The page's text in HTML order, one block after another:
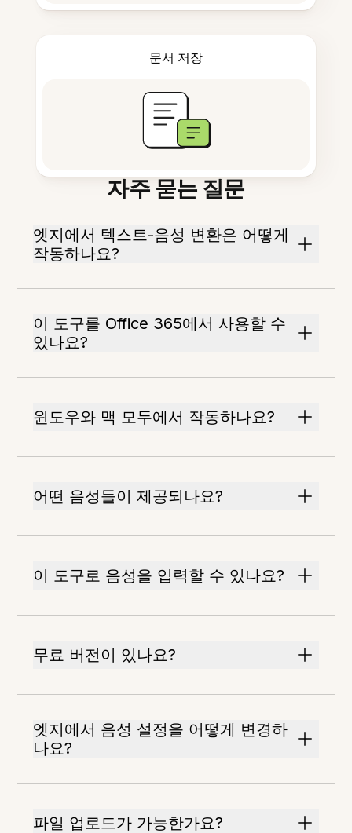
문서 저장
자주 묻는 질문
엣지에서 텍스트-음성 변환은 어떻게
작동하나요?
이 도구를 Office 365에서 사용할 수
있나요?
윈도우와 맥 모두에서 작동하나요?
어떤 음성들이 제공되나요?
이 도구로 음성을 입력할 수 있나요?
무료 버전이 있나요?
엣지에서 음성 설정을 어떻게 변경하
나요?
파일 업로드가 가능한가요?